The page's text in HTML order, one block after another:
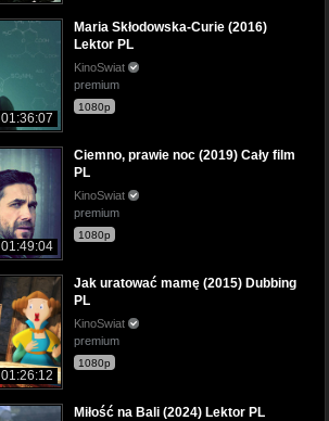
01:36:07
Maria Skłodowska-Curie (2016)
Lektor PL
KinoSwiat
premium
1080p
01:49:04
Ciemno, prawie noc (2019) Cały film
PL
KinoSwiat
premium
1080p
01:26:12
Jak uratować mamę (2015) Dubbing
PL
KinoSwiat
premium
1080p
Miłość na Bali (2024) Lektor PL